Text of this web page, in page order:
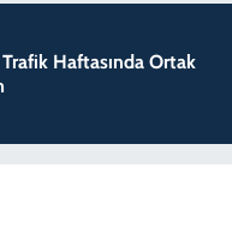
Trafik Haftasında Ortak